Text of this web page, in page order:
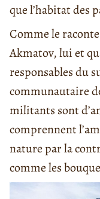
que l’habitat des
Comme le
Akmatov, lui et
responsables du
communautaire
militants sont
comprennent
nature par la
comme les